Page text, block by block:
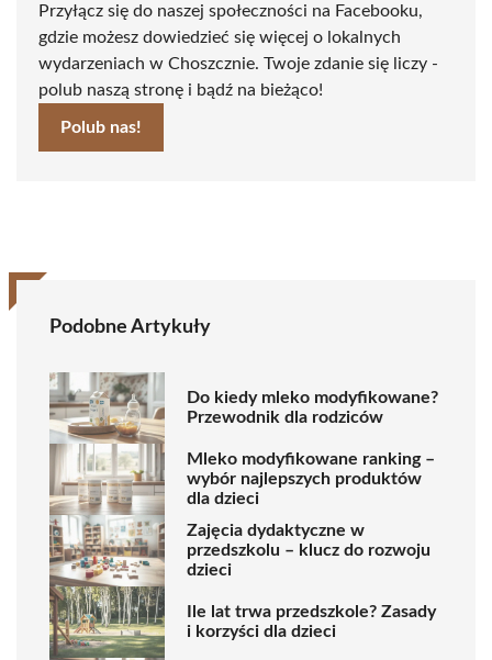
Przyłącz się do naszej społeczności na Facebooku,
gdzie możesz dowiedzieć się więcej o lokalnych
wydarzeniach w Choszcznie. Twoje zdanie się liczy -
polub naszą stronę i bądź na bieżąco!
Polub nas!
Podobne Artykuły
Do kiedy mleko modyfikowane?
Przewodnik dla rodziców
Mleko modyfikowane ranking –
wybór najlepszych produktów
dla dzieci
Zajęcia dydaktyczne w
przedszkolu – klucz do rozwoju
dzieci
Ile lat trwa przedszkole? Zasady
i korzyści dla dzieci